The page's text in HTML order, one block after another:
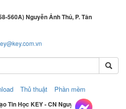
560A) Nguyễn Ảnh Thủ, P. Tân
Thủ thuật Phần mềm
Tin Học KEY - CN Nguyễn